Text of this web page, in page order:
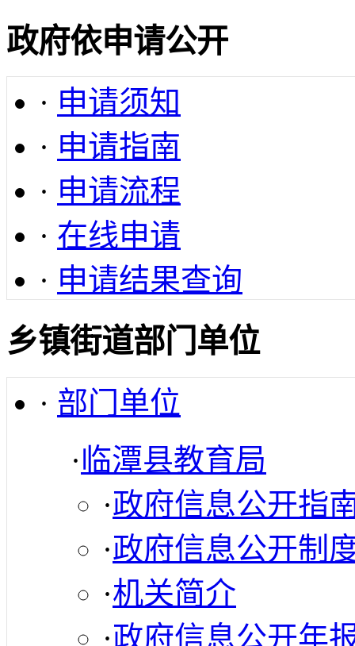
政府依申请公开
· 申请须知
· 申请指南
· 申请流程
· 在线申请
· 申请结果查询
乡镇街道部门单位
· 部门单位
·临潭县教育局
·政府信息公开指
·政府信息公开制
·机关简介
·政府信息公开年